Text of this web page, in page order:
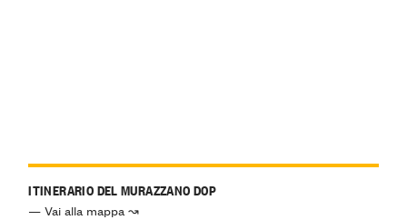
ITINERARIO DEL MURAZZANO DOP
— Vai alla mappa ↝